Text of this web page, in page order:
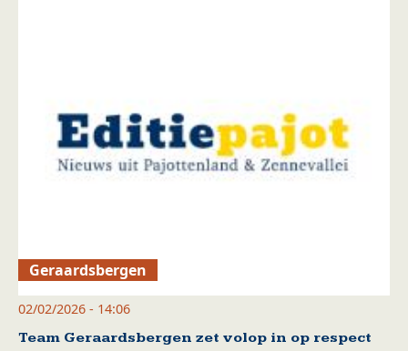
Geraardsbergen
02/02/2026 - 14:06
Team Geraardsbergen zet volop in op respect